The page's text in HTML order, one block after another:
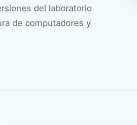
del laboratorio
de computadores y